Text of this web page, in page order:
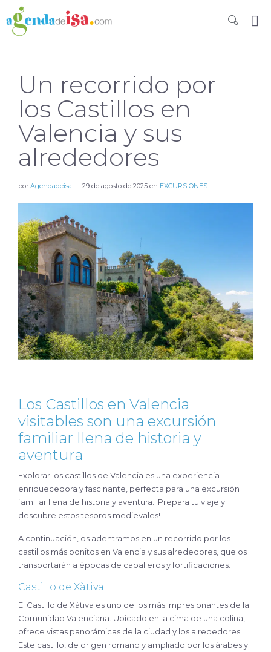
Un recorrido por
los Castillos en
Valencia y sus
alrededores
por Agendadeisa — 29 de agosto de 2025 en EXCURSIONES
Los Castillos en Valencia
visitables son una excursión
familiar llena de historia y
aventura
Explorar los castillos de Valencia es una experiencia
enriquecedora y fascinante, perfecta para una excursión
familiar llena de historia y aventura. ¡Prepara tu viaje y
descubre estos tesoros medievales!
A continuación, os adentramos en un recorrido por los
castillos más bonitos en Valencia y sus alrededores, que os
transportarán a épocas de caballeros y fortificaciones.
Castillo de Xàtiva
El Castillo de Xàtiva es uno de los más impresionantes de la
Comunidad Valenciana. Ubicado en la cima de una colina,
ofrece vistas panorámicas de la ciudad y los alrededores.
Este castillo, de origen romano y ampliado por los árabes y